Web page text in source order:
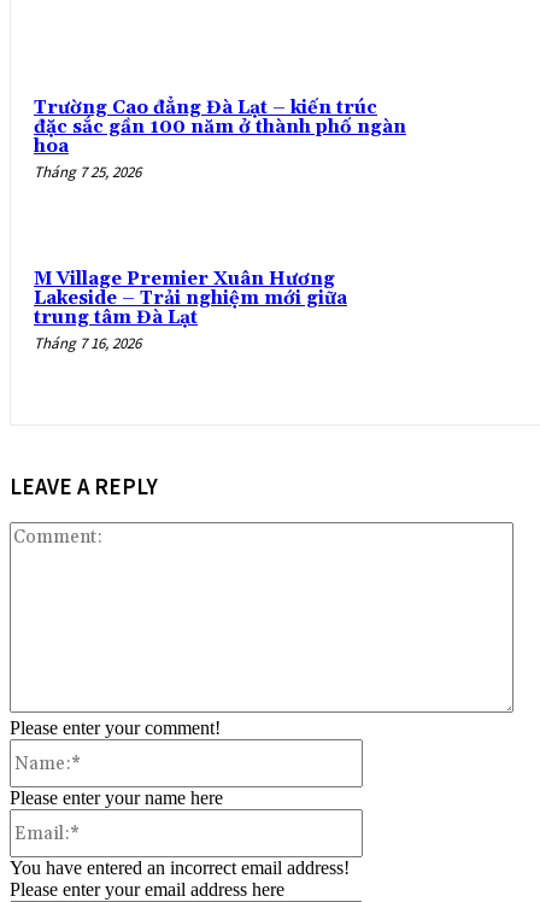
Trường Cao đẳng Đà Lạt – kiến trúc
đặc sắc gần 100 năm ở thành phố ngàn
hoa
Tháng 7 25, 2026
M Village Premier Xuân Hương
Lakeside – Trải nghiệm mới giữa
trung tâm Đà Lạt
Tháng 7 16, 2026
LEAVE A REPLY
Please enter your comment!
Please enter your name here
You have entered an incorrect email address!
Please enter your email address here